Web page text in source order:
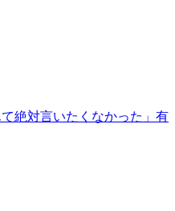
絶対言いたくなかった」有